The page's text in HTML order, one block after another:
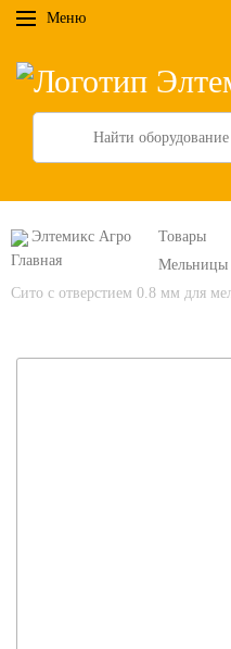
Меню
Search
Элтемикс Агро Товары
Мельницы
Сито с отверстием 0.8 мм для